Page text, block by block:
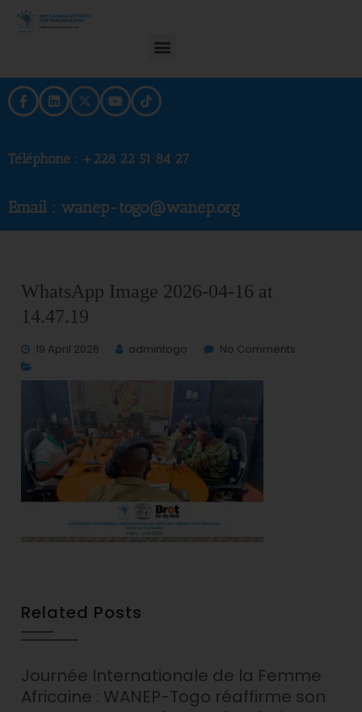
Téléphone : +228 22 51 84 27
Email : wanep-togo@wanep.org
WhatsApp Image 2026-04-16 at
14.47.19
19 April 2026 admintogo No Comments
Related Posts
Journée Internationale de la Femme
Africaine : WANEP-Togo réaffirme son